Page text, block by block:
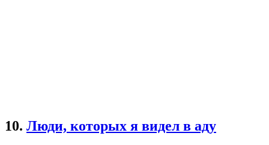
10. Люди, которых я видел в аду